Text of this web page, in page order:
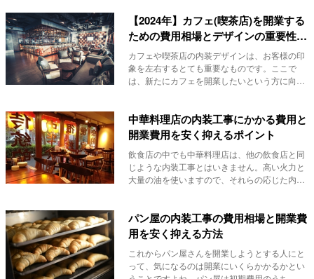
【2024年】カフェ(喫茶店)を開業する
ための費用相場とデザインの重要性を
解説!
カフェや喫茶店の内装デザインは、お客様の印
象を左右するとても重要なものです。ここで
は、新たにカフェを開業したいという方に向け
中華料理店の内装工事にかかる費用と
開業費用を安く抑えるポイント
飲食店の中でも中華料理店は、他の飲食店と同
じような内装工事とはいきません。高い火力と
大量の油を使いますので、それらの応じた内装
パン屋の内装工事の費用相場と開業費
用を安く抑える方法
これからパン屋さんを開業しようとする人にと
って、気になるのは開業にいくらかかるかとい